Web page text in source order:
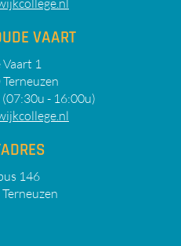
VAART
1
- 16:00u)
146